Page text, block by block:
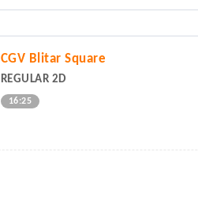
CGV Blitar Square
REGULAR 2D
16:25